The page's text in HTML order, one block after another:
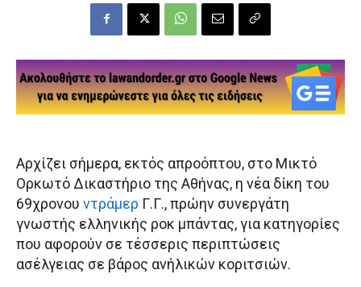
Αρχίζει σήμερα, εκτός απροόπτου, στο Μικτό
Ορκωτό Δικαστήριο της Αθήνας, η νέα δίκη του
69χρονου ντράμερ Γ.Γ., πρώην συνεργάτη
γνωστής ελληνικής ροκ μπάντας, για κατηγορίες
που αφορούν σε τέσσερις περιπτώσεις
ασέλγειας σε βάρος ανήλικών κοριτσιών.